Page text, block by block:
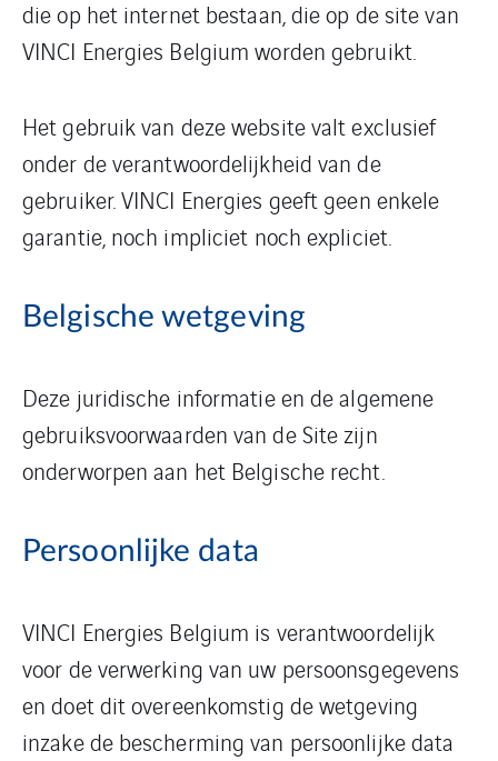
die op het internet bestaan, die op de site van
VINCI Energies Belgium worden gebruikt.
Het gebruik van deze website valt exclusief
onder de verantwoordelijkheid van de
gebruiker. VINCI Energies geeft geen enkele
garantie, noch impliciet noch expliciet.
Belgische wetgeving
Deze juridische informatie en de algemene
gebruiksvoorwaarden van de Site zijn
onderworpen aan het Belgische recht.
Persoonlijke data
VINCI Energies Belgium is verantwoordelijk
voor de verwerking van uw persoonsgegevens
en doet dit overeenkomstig de wetgeving
inzake de bescherming van persoonlijke data